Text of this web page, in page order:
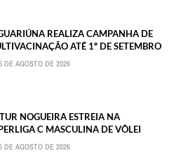
REALIZA CAMPANHA DE
ATÉ 1º DE SETEMBRO
DE AGOSTO DE 2026
NOGUEIRA ESTREIA NA
C MASCULINA DE VÔLEI
DE AGOSTO DE 2026